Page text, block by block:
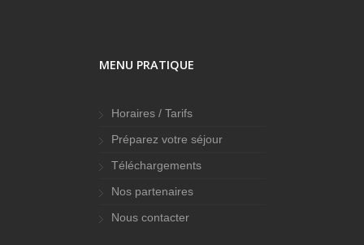
MENU PRATIQUE
Horaires / Tarifs
Préparez votre séjour
Téléchargements
Nos partenaires
Nous contacter